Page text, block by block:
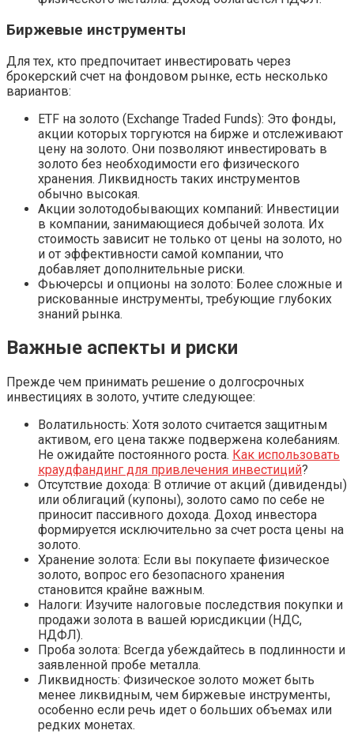
Биржевые инструменты
Для тех, кто предпочитает инвестировать через
брокерский счет на фондовом рынке, есть несколько
вариантов:
ETF на золото (Exchange Traded Funds): Это фонды,
акции которых торгуются на бирже и отслеживают
цену на золото. Они позволяют инвестировать в
золото без необходимости его физического
хранения. Ликвидность таких инструментов
обычно высокая.
Акции золотодобывающих компаний: Инвестиции
в компании, занимающиеся добычей золота. Их
стоимость зависит не только от цены на золото, но
и от эффективности самой компании, что
добавляет дополнительные риски.
Фьючерсы и опционы на золото: Более сложные и
рискованные инструменты, требующие глубоких
знаний рынка.
Важные аспекты и риски
Прежде чем принимать решение о долгосрочных
инвестициях в золото, учтите следующее:
Волатильность: Хотя золото считается защитным
активом, его цена также подвержена колебаниям.
Не ожидайте постоянного роста. Как использовать
краудфандинг для привлечения инвестиций?
Отсутствие дохода: В отличие от акций (дивиденды)
или облигаций (купоны), золото само по себе не
приносит пассивного дохода. Доход инвестора
формируется исключительно за счет роста цены на
золото.
Хранение золота: Если вы покупаете физическое
золото, вопрос его безопасного хранения
становится крайне важным.
Налоги: Изучите налоговые последствия покупки и
продажи золота в вашей юрисдикции (НДС,
НДФЛ).
Проба золота: Всегда убеждайтесь в подлинности и
заявленной пробе металла.
Ликвидность: Физическое золото может быть
менее ликвидным, чем биржевые инструменты,
особенно если речь идет о больших объемах или
редких монетах.